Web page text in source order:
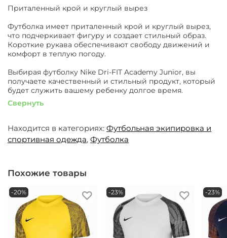
Приталенный крой и круглый вырез
Футболка имеет приталенный крой и круглый вырез,
что подчеркивает фигуру и создает стильный образ.
Короткие рукава обеспечивают свободу движений и
комфорт в теплую погоду.
Выбирая футболку Nike Dri-FIT Academy Junior, вы
получаете качественный и стильный продукт, который
будет служить вашему ребенку долгое время.
Свернуть
Находится в категориях: Футбольная экипировка и
спортивная одежда, Футболка
Похожие товары
-20% -23% -23%